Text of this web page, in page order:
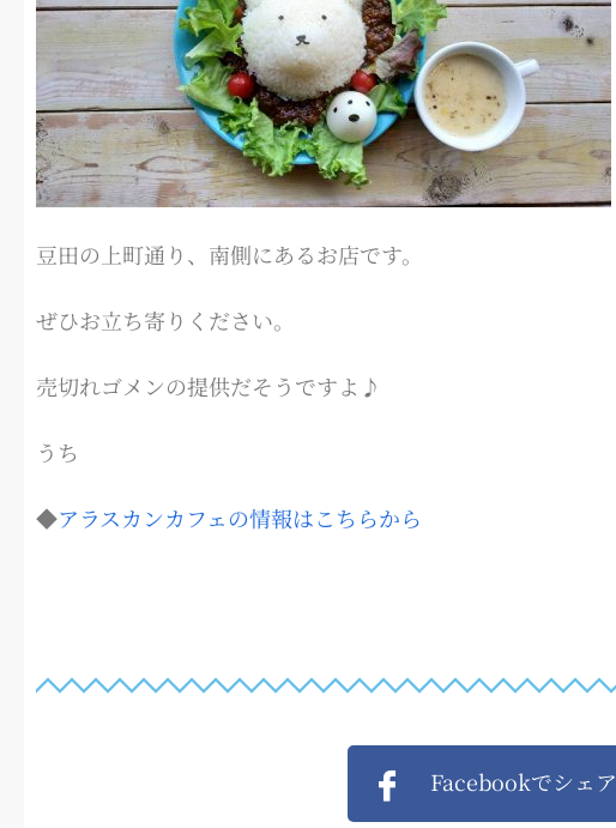
豆田の上町通り、南側にあるお店です。
ぜひお立ち寄りください。
売切れゴメンの提供だそうですよ♪
うち
◆アラスカンカフェの情報はこちらから
Facebookでシェア